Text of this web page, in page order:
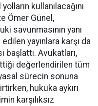
kullanılacağını
Ömer Günel,
savunmasının yanı
yayınlara karşı da
başlattı. Avukatları,
değerlendirilen tüm
sürecin sonuna
hukuka aykırı
karşılıksız